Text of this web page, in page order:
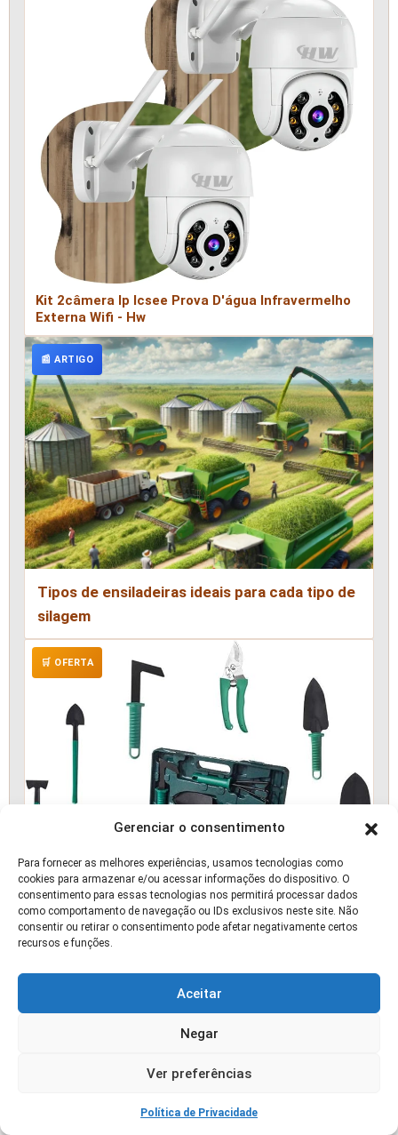
Gerenciar o consentimento
Para fornecer as melhores experiências, usamos tecnologias como
cookies para armazenar e/ou acessar informações do dispositivo. O
consentimento para essas tecnologias nos permitirá processar dados
como comportamento de navegação ou IDs exclusivos neste site. Não
consentir ou retirar o consentimento pode afetar negativamente certos
recursos e funções.
Aceitar
Negar
Ver preferências
Política de Privacidade
Kit 2câmera Ip Icsee Prova D'água Infravermelho
Externa Wifi - Hw
📰 ARTIGO
Tipos de ensiladeiras ideais para cada tipo de
silagem
🛒 OFERTA